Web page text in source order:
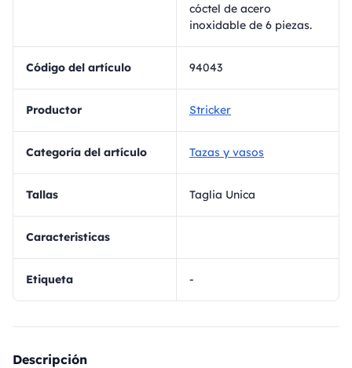
cóctel de acero
inoxidable de 6 piezas.
Código del artículo 94043
Productor Stricker
Categoría del artículo Tazas y vasos
Tallas Taglia Unica
Caracteristicas
Etiqueta -
Descripción